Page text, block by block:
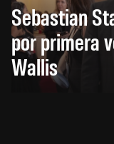
Sebastian
por primera
Wallis